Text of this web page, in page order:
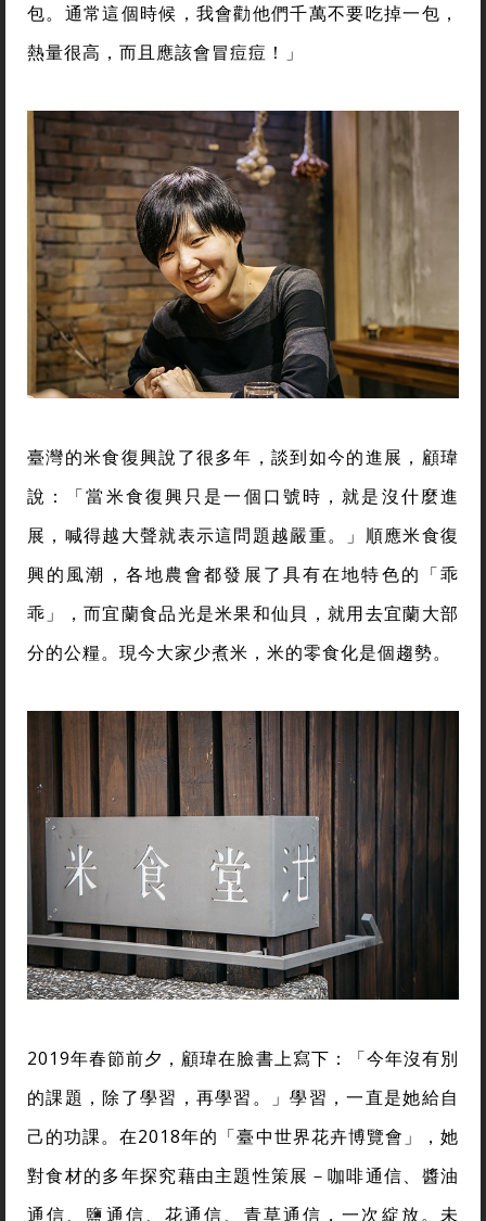
包。通常這個時候，我會勸他們千萬不要吃掉一包，
熱量很高，而且應該會冒痘痘！」
臺灣的米食復興說了很多年，談到如今的進展，顧瑋
說：「當米食復興只是一個口號時，就是沒什麼進
展，喊得越大聲就表示這問題越嚴重。」順應米食復
興的風潮，各地農會都發展了具有在地特色的「乖
乖」，而宜蘭食品光是米果和仙貝，就用去宜蘭大部
分的公糧。現今大家少煮米，米的零食化是個趨勢。
2019年春節前夕，顧瑋在臉書上寫下：「今年沒有別
的課題，除了學習，再學習。」學習，一直是她給自
己的功課。在2018年的「臺中世界花卉博覽會」，她
對食材的多年探究藉由主題性策展－咖啡通信、醬油
通信、鹽通信、花通信、青草通信，一次綻放。未